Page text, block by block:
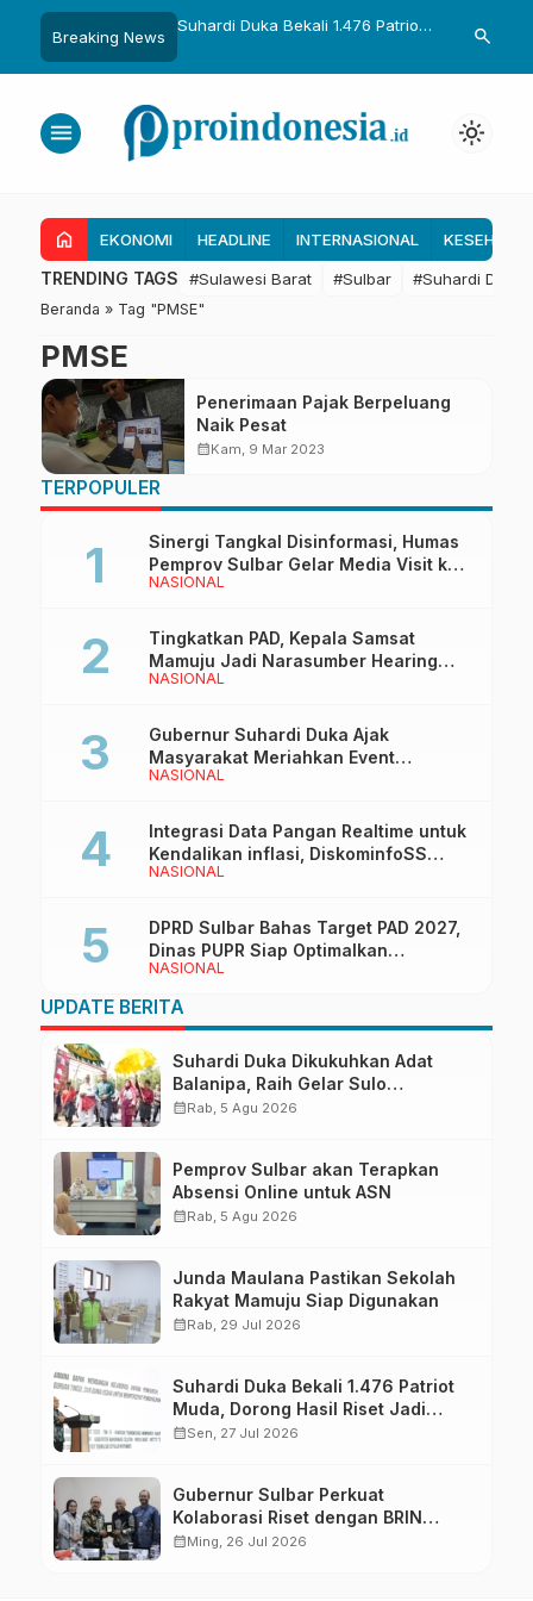
Breaking News
Gelar Sulo
Suhardi Duka Bekali 1.476 Patriot
Dasar Kebijakan Transmigrasi
Gubernur
untuk
search
menu light_mode
home EKONOMI HEADLINE INTERNASIONAL
TRENDING TAGS #Sulawesi Barat #Sulbar #Suhardi Duka
Beranda » Tag "PMSE"
PMSE
Penerimaan Pajak Berpeluang
Naik Pesat
calendar_monthKam, 9 Mar 2023
TERPOPULER
NASIONAL
Sinergi Tangkal Disinformasi, Humas
Pemprov Sulbar Gelar Media Visit ke
Kantor Redaksi di Mamuju
NASIONAL
Tingkatkan PAD, Kepala Samsat
Mamuju Jadi Narasumber Hearing
Bersama Wakil Ketua I DPRD Sulbar
NASIONAL
Gubernur Suhardi Duka Ajak
Masyarakat Meriahkan Event
Manakarra Fair 2026
NASIONAL
Integrasi Data Pangan Realtime untuk
Kendalikan inflasi, DiskominfoSS
Sulbar Kembangkan Sistem SAPEDA
NASIONAL
DPRD Sulbar Bahas Target PAD 2027,
Dinas PUPR Siap Optimalkan
Pendapatan Daerah
UPDATE BERITA
Suhardi Duka Dikukuhkan Adat
Balanipa, Raih Gelar Sulo
Tappidena
calendar_monthRab, 5 Agu 2026
Pemprov Sulbar akan Terapkan
Absensi Online untuk ASN
calendar_monthRab, 5 Agu 2026
Junda Maulana Pastikan Sekolah
Rakyat Mamuju Siap Digunakan
calendar_monthRab, 29 Jul 2026
Suhardi Duka Bekali 1.476 Patriot
Muda, Dorong Hasil Riset Jadi
Dasar Kebijakan Transmigrasi
calendar_monthSen, 27 Jul 2026
Gubernur Sulbar Perkuat
Kolaborasi Riset dengan BRIN
untuk Mendukung Pembangunan
calendar_monthMing, 26 Jul 2026